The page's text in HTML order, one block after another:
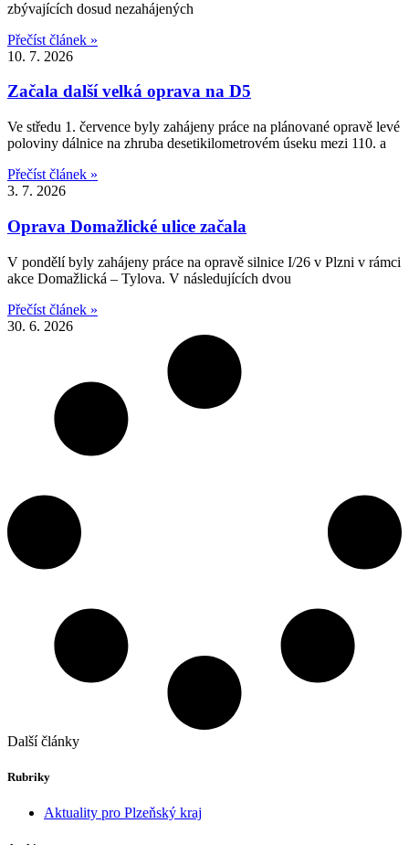
zbývajících dosud nezahájených
Přečíst článek »
10. 7. 2026
Začala další velká oprava na D5
Ve středu 1. července byly zahájeny práce na plánované opravě levé
poloviny dálnice na zhruba desetikilometrovém úseku mezi 110. a
Přečíst článek »
3. 7. 2026
Oprava Domažlické ulice začala
V pondělí byly zahájeny práce na opravě silnice I/26 v Plzni v rámci
akce Domažlická – Tylova. V následujících dvou
Přečíst článek »
30. 6. 2026
Další články
Rubriky
Aktuality pro Plzeňský kraj